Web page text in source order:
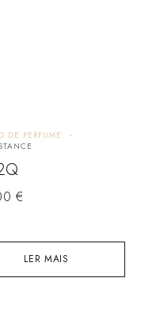
LER MAIS
DE PERFUME
€